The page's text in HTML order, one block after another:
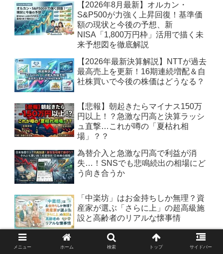
【2026年8月最新】オルカン・
S&P500が力強く上昇回復！基準価
額の現状と今後の予想、新
NISA「1,800万円枠」活用で描く未
来予想図を徹底解説
【2026年最新決算解説】NTTが過去
最高売上を更新！16期連続増配＆自
社株買いで今後の株価はどうなる？
【悲報】朝起きたらマイナス150万
円以上！？急激な円高と決算ラッシ
ュ直撃…これが噂の「夏枯れ相
場」？？
為替介入と急激な円高で利益が消
失…！SNSでも悲鳴続出の相場にど
う向き合うか
「中楽坊」はお金持ちしか無理？資
産家が選ぶ「さらに上」の超高級施
設と高齢者のリアルな懐事情
高血圧＆糖尿が気になるシニア世代
メニュー ホーム 検索 トップ サイドバー